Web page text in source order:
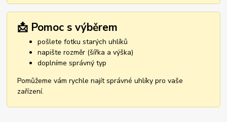
📩 Pomoc s výběrem
pošlete fotku starých uhlíků
napište rozměr (šířka a výška)
doplníme správný typ
Pomůžeme vám rychle najít správné uhlíky pro vaše
zařízení.